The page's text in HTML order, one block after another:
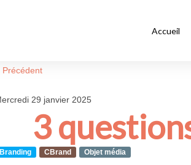
Accueil
Précédent
mercredi 29 janvier 2025
3
Branding CBrand Objet média